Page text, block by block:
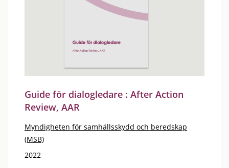
Guide för dialogledare : After Action
Review, AAR
Myndigheten för samhällsskydd och beredskap
(MSB)
2022